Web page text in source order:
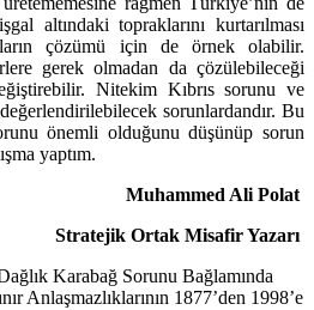
altındaki topraklarını kurtarılması
çözümü için de örnek olabilir.
gerek olmadan da çözülebileceği
Nitekim Kıbrıs sorunu ve
sorunlardandır. Bu
önemli olduğunu düşünüp sorun
yaptım.
Muhammed Ali Polat
Stratejik Ortak Misafir Yazarı
Karabağ Sorunu Bağlamında
Anlaşmazlıklarının 1877’den 1998’e